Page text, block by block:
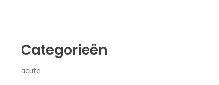
Categorieën
acute